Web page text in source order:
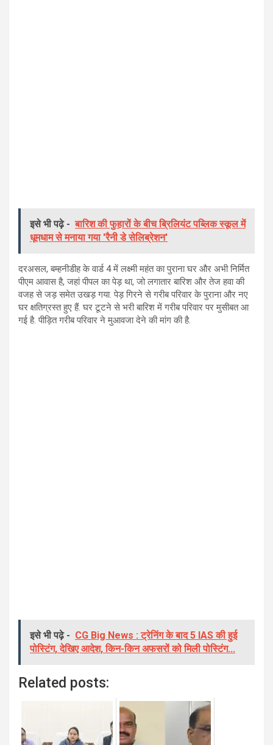
इसे भी पढ़े - बारिश की फुहारों के बीच ब्रिलियंट पब्लिक स्कूल में
धूमधाम से मनाया गया 'रैनी डे सेलिब्रेशन'
दरअसल, बम्हनीडीह के वार्ड 4 में लक्ष्मी महंत का पुराना घर और अभी निर्मित
पीएम आवास है, जहां पीपल का पेड़ था, जो लगातार बारिश और तेज हवा की
वजह से जड़ समेत उखड़ गया. पेड़ गिरने से गरीब परिवार के पुराना और नए
घर क्षतिग्रस्त हुए हैं. घर टूटने से भरी बारिश में गरीब परिवार पर मुसीबत आ
गई है. पीड़ित गरीब परिवार ने मुआवजा देने की मांग की है.
इसे भी पढ़े - CG Big News : ट्रेनिंग के बाद 5 IAS की हुई
पोस्टिंग, देखिए आदेश, किन-किन अफसरों को मिली पोस्टिंग...
Related posts: